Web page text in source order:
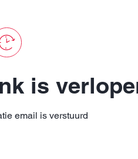
is
email is verstuurd